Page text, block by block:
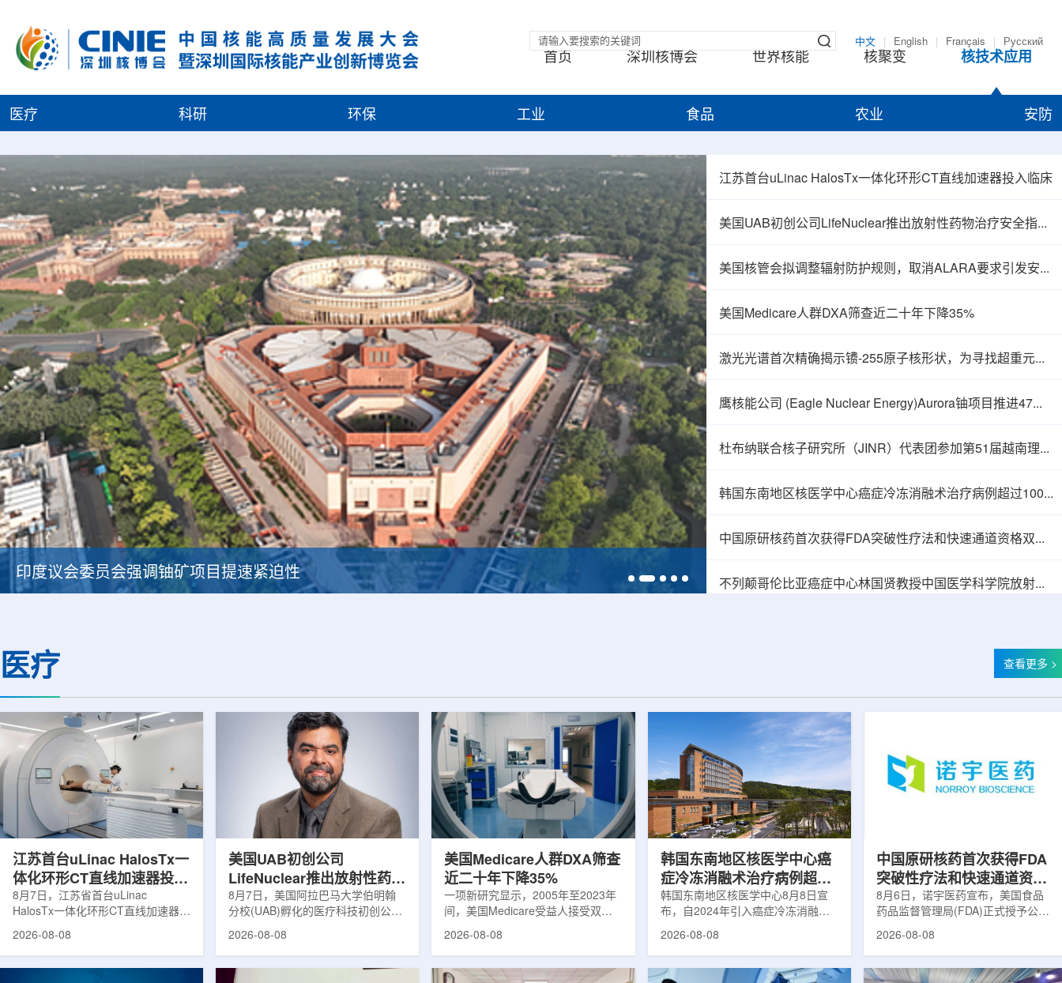
中文 English Français Русский
首页 深圳核博会 世界核能 核聚变 核技术应用
医疗 科研 环保 工业 食品 农业 安防
印度议会委员会强调铀矿项目提速紧迫性 中核辐智正式设立 中国同辐持股90%打通核医
江苏首台uLinac HalosTx一体化环形CT直线加速器投入临床
美国UAB初创公司LifeNuclear推出放射性药物治疗安全指导平台TheraGuide
美国核管会拟调整辐射防护规则，取消ALARA要求引发安全争议
美国Medicare人群DXA筛查近二十年下降35%
激光光谱首次精确揭示镄-255原子核形状，为寻找超重元素提供新线索
鹰核能公司 (Eagle Nuclear Energy)Aurora铀项目推进47孔预可研钻探
杜布纳联合核子研究所（JINR）代表团参加第51届越南理论物理会议
韩国东南地区核医学中心癌症冷冻消融术治疗病例超过100例
中国原研核药首次获得FDA突破性疗法和快速通道资格双重认定
不列颠哥伦比亚癌症中心林国贤教授中国医学科学院放射医学研究所开展学术交流
医疗 查看更多 >
江苏首台uLinac HalosTx一
体化环形CT直线加速器投入
临床
8月7日，江苏省首台uLinac
HalosTx一体化环形CT直线加速器在
南京医科大学第三附属医院(常州二
2026-08-08
美国UAB初创公司
LifeNuclear推出放射性药物
治疗安全指导平台
TheraGuide
8月7日，美国阿拉巴马大学伯明翰
分校(UAB)孵化的医疗科技初创公司
LifeNuclear宣布推出数字化平台
遵循辐射安全指导。放射性药物疗法
2026-08-08
美国Medicare人群DXA筛查
近二十年下降35%
一项新研究显示，2005年至2023年
间，美国Medicare受益人接受双能X
射线吸收测定(DXA)检查的比例明显
果提示，不同人群之间的筛查可及性
2026-08-08
韩国东南地区核医学中心癌
症冷冻消融术治疗病例超过
100例
韩国东南地区核医学中心8月8日宣
布，自2024年引入癌症冷冻消融术
以来，中心已完成超过100例相关手
法。治疗过程中，医生在CT或超声
2026-08-08
中国原研核药首次获得FDA
突破性疗法和快速通道资格
双重认定
8月6日，诺宇医药宣布，美国食品
药品监督管理局(FDA)正式授予公司
自主研发的68Ga-NYM096突破性疗
认定(Fast Track Designation,
2026-08-08